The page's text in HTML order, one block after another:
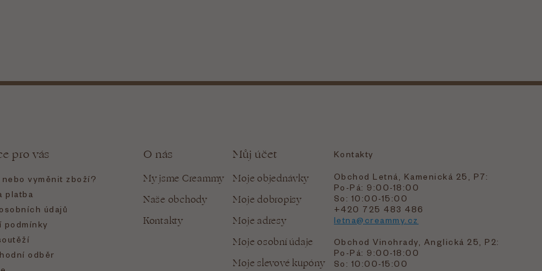
pro vás
vyměnit zboží?
platba
údajů
podmínky
odběr
O nás
My jsme Creammy
Naše obchody
Kontakty
Můj účet
Moje objednávky
Moje dobropisy
Moje adresy
Moje osobní údaje
Moje slevové kupóny
Kontakty
Obchod Letná, Kamenická 25, P7:
Po-Pá: 9:00-18:00
So: 10:00-15:00
+420 725 483 486
letna@creammy.cz
Obchod Vinohrady, Anglická 25, P2:
Po-Pá: 9:00-18:00
So: 10:00-15:00